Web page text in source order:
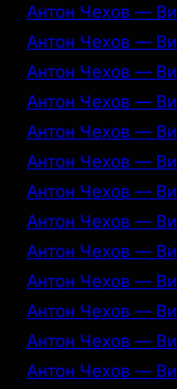
Антон Чехов —
Антон Чехов —
Антон Чехов —
Антон Чехов —
Антон Чехов —
Антон Чехов —
Антон Чехов —
Антон Чехов —
Антон Чехов —
Антон Чехов —
Антон Чехов —
Антон Чехов —
Антон Чехов —